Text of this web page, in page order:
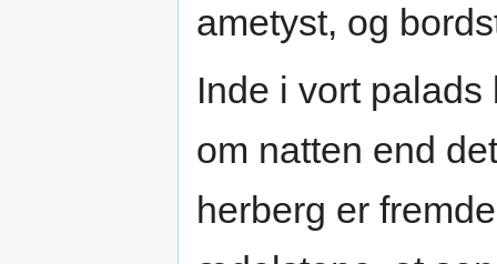
ametyst, og
Inde i vort
om natten end
herberg er